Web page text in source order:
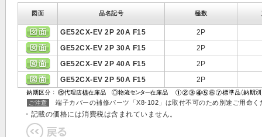
図面 品名記号 極数
GE52CX-EV 2P 20A F15
2P
GE52CX-EV 2P 30A F15
2P
GE52CX-EV 2P 40A F15
2P
GE52CX-EV 2P 50A F15
2P
ご注意 端子カバーの補修パーツ「X8-102」は取付不可のため別途ご用命く
・記載の価格には消費税は含まれていません。